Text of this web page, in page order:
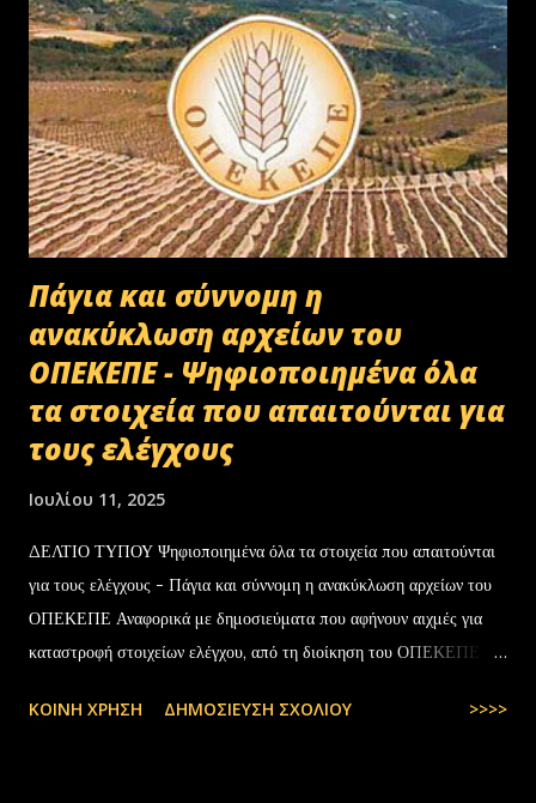
Πάγια και σύννομη η
ανακύκλωση αρχείων του
ΟΠΕΚΕΠΕ - Ψηφιοποιημένα όλα
τα στοιχεία που απαιτούνται για
τους ελέγχους
Ιουλίου 11, 2025
ΔΕΛΤΙΟ ΤΥΠΟΥ Ψηφιοποιημένα όλα τα στοιχεία που απαιτούνται
για τους ελέγχους - Πάγια και σύννομη η ανακύκλωση αρχείων του
ΟΠΕΚΕΠΕ Αναφορικά με δημοσιεύματα που αφήνουν αιχμές για
καταστροφή στοιχείων ελέγχου, από τη διοίκηση του ΟΠΕΚΕΠΕ
εστάλη προς ανακύκλωση στις 10-07-2025 στην Θεσσαλονίκη,
ΚΟΙΝΉ ΧΡΉΣΗ ΔΗΜΟΣΊΕΥΣΗ ΣΧΟΛΊΟΥ >>>>